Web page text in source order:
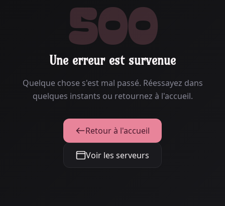
500
Une erreur est survenue
Quelque chose s'est mal passé. Réessayez dans
quelques instants ou retournez à l'accueil.
Retour à l'accueil
Voir les serveurs